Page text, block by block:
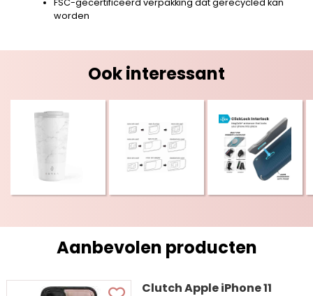
worden
Ook interessant
Aanbevolen producten
Clutch Apple iPhone 11